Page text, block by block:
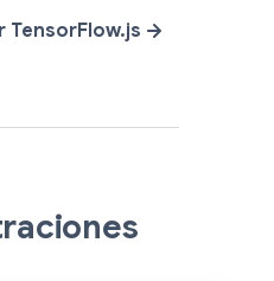
TensorFlow.js